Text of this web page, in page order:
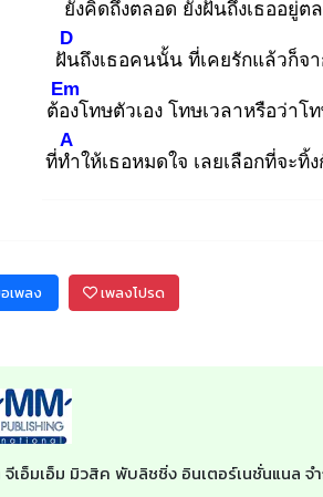
ยังคิดถึงตลอด ยังฝันถึงเธออยู่ต
ฝัน
D
ถึงเธอคนนั้น ที่เคยรักแล้วก็จ
ต้อง
Em
โทษตัวเอง โทษเวลาหรือว่าโ
ที่ทำ
A
ให้เธอหมดใจ เลยเลือกที่จะทิ้
เพลง เพลงโปรด
อ็มเอ็ม มิวสิค พับลิชชิ่ง อินเตอร์เนชั่นแนล จ